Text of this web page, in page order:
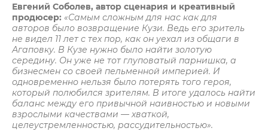
Евгений Соболев, автор сценария и креативный
продюсер: «Самым сложным для нас как для
авторов было возвращение Кузи. Ведь его зритель
не видел 11 лет с тех пор, как он уехал из общаги в
Агаповку. В Кузе нужно было найти золотую
середину. Он уже не тот глуповатый парнишка, а
бизнесмен со своей пельменной империей. И
одновременно нельзя было потерять того героя,
который полюбился зрителям. В итоге удалось найти
баланс между его привычной наивностью и новыми
взрослыми качествами — хваткой,
целеустремленностью, рассудительностью».